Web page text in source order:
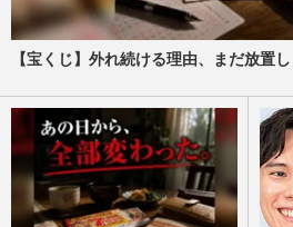
【宝くじ】外れ続ける理由、まだ放置